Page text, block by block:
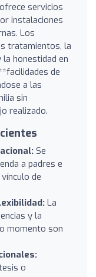
servicios
instalaciones
Los
tratamientos, la
honestidad en
de
a las
sin
realizado.
Se
a padres e
de
La
y la
momento son
o